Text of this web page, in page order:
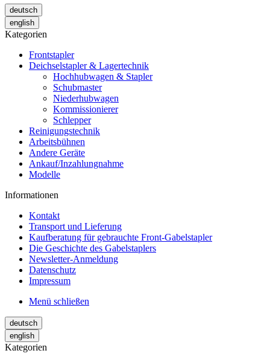
deutsch
english
Kategorien
Frontstapler
Deichselstapler & Lagertechnik
Hochhubwagen & Stapler
Schubmaster
Niederhubwagen
Kommissionierer
Schlepper
Reinigungstechnik
Arbeitsbühnen
Andere Geräte
Ankauf/Inzahlungnahme
Modelle
Informationen
Kontakt
Transport und Lieferung
Kaufberatung für gebrauchte Front-Gabelstapler
Die Geschichte des Gabelstaplers
Newsletter-Anmeldung
Datenschutz
Impressum
Menü schließen
deutsch
english
Kategorien